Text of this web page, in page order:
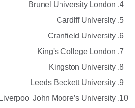
Brunel University London
Cardiff University
Cranfield University
King's College London
Kingston University
Leeds Beckett University
Liverpool John Moore’s University